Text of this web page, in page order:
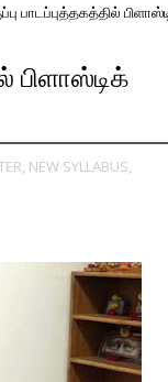
பாடப்புத்தகத்தில்
பிளாஸ்டிக்
NEW SYLLABUS,